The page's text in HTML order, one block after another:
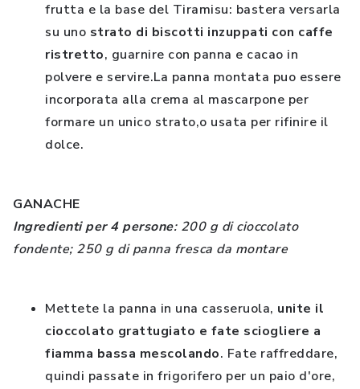
frutta e la base del Tiramisu: bastera versarla
su uno strato di biscotti inzuppati con caffe
ristretto, guarnire con panna e cacao in
polvere e servire.La panna montata puo essere
incorporata alla crema al mascarpone per
formare un unico strato,o usata per rifinire il
dolce.
GANACHE
Ingredienti per 4 persone: 200 g di cioccolato
fondente; 250 g di panna fresca da montare
Mettete la panna in una casseruola, unite il
cioccolato grattugiato e fate sciogliere a
fiamma bassa mescolando. Fate raffreddare,
quindi passate in frigorifero per un paio d'ore,